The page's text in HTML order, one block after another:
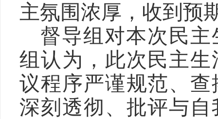
主氛围浓厚，收到预
督导组对本次民
组认为，此次民主
议程序严谨规范、
深刻透彻、批评与